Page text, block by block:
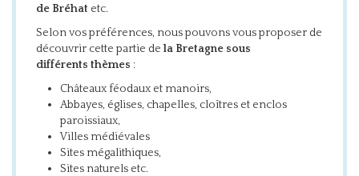
de Bréhat etc.
Selon vos préférences, nous pouvons vous proposer de
découvrir cette partie de la Bretagne sous
différents thèmes :
Châteaux féodaux et manoirs,
Abbayes, églises, chapelles, cloîtres et enclos
paroissiaux,
Villes médiévales
Sites mégalithiques,
Sites naturels etc.